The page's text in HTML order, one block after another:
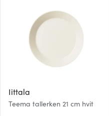
Iittala
Teema tallerken 21 cm hvit